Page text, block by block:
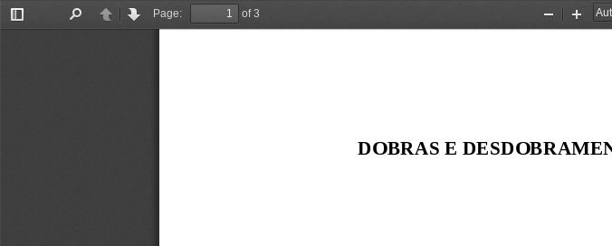
Toggle
PreviousNext
Page:
of 3
Zoom
Zoom
DOBRAS E